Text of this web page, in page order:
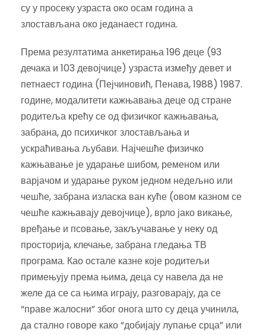
су у просеку узраста око осам година а
злостављана око једанаест година.
Према резултатима анкетирања 196 деце (93
дечака и 103 девојчице) узраста између девет и
петнаест година (Пејчиновић, Пенава, 1988) 1987.
године, модалитети кажњавања деце од стране
родитеља крећу се од физичког кажњавања,
забрана, до психичког злостављања и
ускраћивања љубави. Најчешће физичко
кажњавање је ударање шибом, ременом или
варјачом и ударање руком једном недељно или
чешће, забрана изласка ван куће (овом казном се
чешће кажњавају девојчице), врло јако викање,
вређање и псовање, закључавање у неку од
просторија, клечање, забрана гледања ТВ
програма. Као остале казне које родитељи
примењују према њима, деца су навела да не
желе да се са њима играју, разговарају, да се
“праве жалосни” због онога што су деца учинила,
да стално говоре како “добијају лупање срца” или